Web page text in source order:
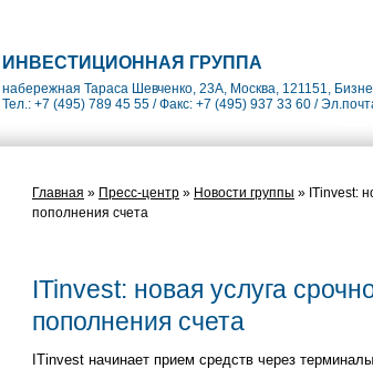
ИНВЕСТИЦИОННАЯ ГРУППА
набережная Тараса Шевченко, 23А, Москва, 121151,
Тел.: +7 (495) 789 45 55 / Факс: +7 (495) 937 33 60 /
Главная » Пресс-центр » Новости группы » ITinvest:
пополнения счета
ITinvest: новая услуга
пополнения счета
ITinvest начинает прием средств через